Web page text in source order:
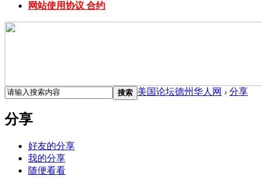
网站使用协议 合约
搜索 美国论坛德州华人网 › 分享
分享
好友的分享
我的分享
随便看看